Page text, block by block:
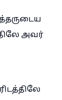
அவர்